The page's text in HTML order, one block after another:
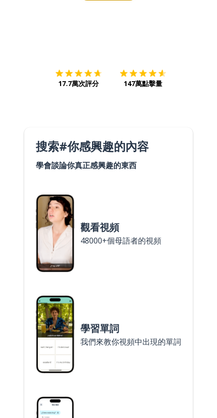
17.7萬次評分 147萬點擊量
搜索#你感興趣的內容
學會談論你真正感興趣的東西
觀看視頻
48000+個母語者的視頻
學習單詞
我們來教你視頻中出現的單詞